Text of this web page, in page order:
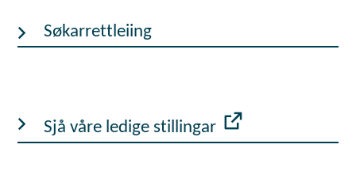
Søkarrettleiing
Sjå våre ledige stillingar